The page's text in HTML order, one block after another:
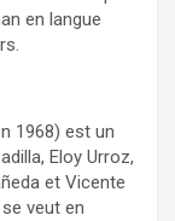
en langue
1968) est un
Eloy Urroz,
et Vicente
veut en